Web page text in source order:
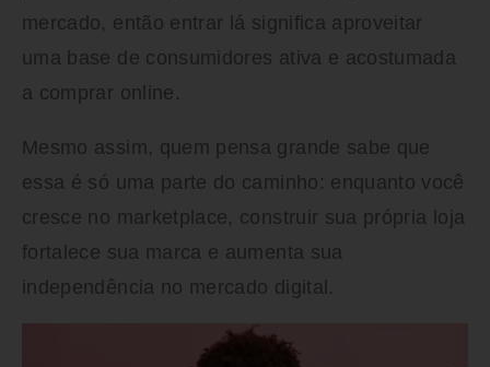
mercado, então entrar lá significa aproveitar
uma base de consumidores ativa e acostumada
a comprar online.
Mesmo assim, quem pensa grande sabe que
essa é só uma parte do caminho: enquanto você
cresce no marketplace, construir sua própria loja
fortalece sua marca e aumenta sua
independência no mercado digital.